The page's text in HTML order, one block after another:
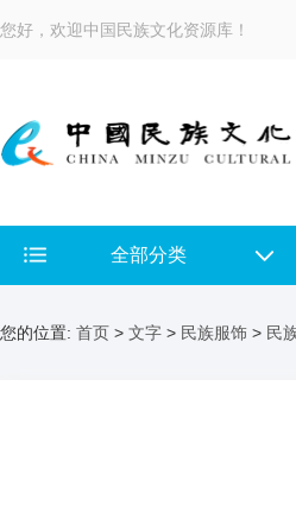
您好，欢迎中国民族文化资源库！
全部分类
您的位置: 首页 > 文字 > 民族服饰 > 民